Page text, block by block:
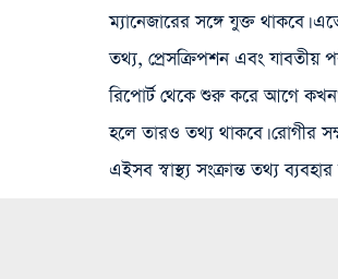
ম্যানেজারের সঙ্গে যুক্ত থাকবে। এতে
তথ্য, প্রেসক্রিপশন এবং যাবতীয়
রিপোর্ট থেকে শুরু করে আগে
হলে তারও তথ্য থাকবে। রোগীর
এইসব স্বাস্থ্য সংক্রান্ত তথ্য ব্যবহার